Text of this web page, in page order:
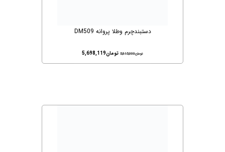
دستبندچرم وطلا پروانه DM509
تومان5,815,000 تومان5,698,119